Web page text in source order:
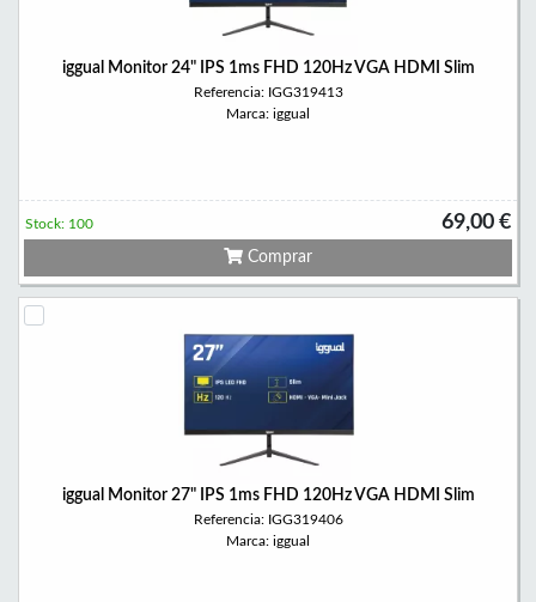
iggual Monitor 24" IPS 1ms FHD 120Hz VGA HDMI Slim
Referencia: IGG319413
Marca: iggual
69,00 €
Stock: 100
Comprar
iggual Monitor 27" IPS 1ms FHD 120Hz VGA HDMI Slim
Referencia: IGG319406
Marca: iggual